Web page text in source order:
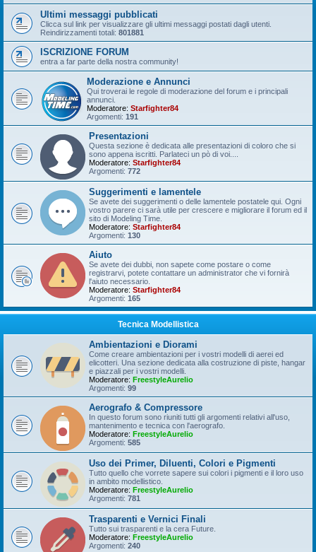
Ultimi messaggi pubblicati
Clicca sul link per visualizzare gli ultimi messaggi postati dagli utenti.
Reindirizzamenti totali: 801881
ISCRIZIONE FORUM
entra a far parte della nostra community!
Moderazione e Annunci
Qui troverai le regole di moderazione del forum e i principali
annunci.
Moderatore: Starfighter84
Argomenti: 191
Presentazioni
Questa sezione è dedicata alle presentazioni di coloro che si
sono appena iscritti. Parlateci un pò di voi....
Moderatore: Starfighter84
Argomenti: 772
Suggerimenti e lamentele
Se avete dei suggerimenti o delle lamentele postatele qui. Ogni
vostro parere ci sarà utile per crescere e migliorare il forum ed il
sito di Modeling Time.
Moderatore: Starfighter84
Argomenti: 130
Aiuto
Se avete dei dubbi, non sapete come postare o come
registrarvi, potete contattare un administrator che vi fornirà
l'aiuto necessario.
Moderatore: Starfighter84
Argomenti: 165
Tecnica Modellistica
Ambientazioni e Diorami
Come creare ambientazioni per i vostri modelli di aerei ed
elicotteri. Una sezione dedicata alla costruzione di piste, hangar
e piazzali per i vostri modelli.
Moderatore: FreestyleAurelio
Argomenti: 99
Aerografo & Compressore
In questo forum sono riuniti tutti gli argomenti relativi all'uso,
mantenimento e tecnica con l'aerografo.
Moderatore: FreestyleAurelio
Argomenti: 585
Uso dei Primer, Diluenti, Colori e Pigmenti
Tutto quello che vorrete sapere sui colori i pigmenti e il loro uso
in ambito modellistico.
Moderatore: FreestyleAurelio
Argomenti: 781
Trasparenti e Vernici Finali
Tutto sui trasparenti e la cera Future.
Moderatore: FreestyleAurelio
Argomenti: 240